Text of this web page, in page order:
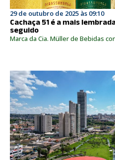
29 de outubro de 2025 às 09:10
Cachaça 51 é a mais
seguido
Marca da Cia. Müller de Bebidas